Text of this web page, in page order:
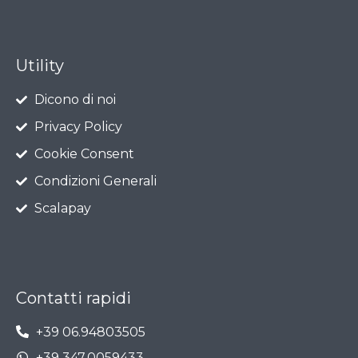
Utility
Dicono di noi
Privacy Policy
Cookie Consent
Condizioni Generali
Scalapay
Contatti rapidi
+39 06.94803505